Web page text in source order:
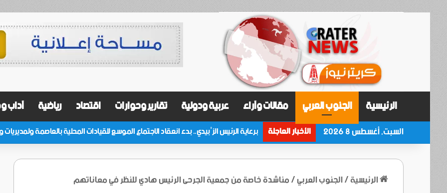
الرئيسية الجنوب العربي مقالات وآراء عربية ودولية تقارير وحوارات اقتصاد رياضية آداب
السبت, أغسطس 8 2026 الأخبار العاجلة
الرئيسية/الجنوب العربي/مناشدة خاصة من جمعية الجرحى الرئيس هادي للنظر في معاناتهم